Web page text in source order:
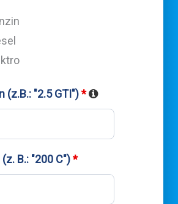
(z.B.: "2.5 GTI")*
B.: "200 C")*